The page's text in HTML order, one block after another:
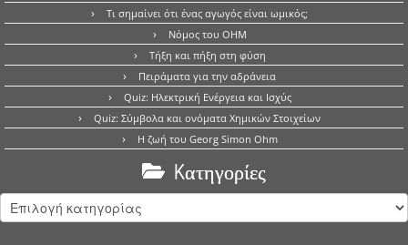
Τι σημαίνει ότι ένας αγωγός είναι ωμικός;
Νόμος του OHM
Τήξη και πήξη στη φύση
Πειράματα για την αδράνεια
Quiz: Ηλεκτρική Ενέργεια και Ισχύς
Quiz: Σύμβολα και ονόματα Χημικών Στοιχείων
Η ζωή του Georg Simon Ohm
Kατηγορίες
Kατηγορίες